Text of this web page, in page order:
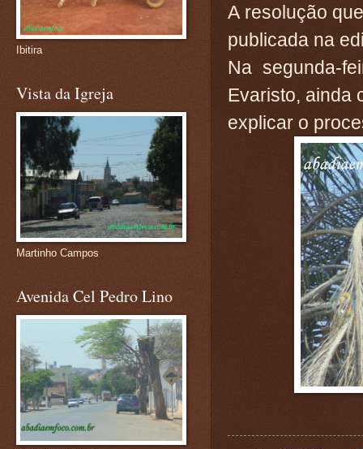
A resolução
publicada na
Na segunda-
Evaristo, ainda
explicar o
Ibitira
Vista da Igreja
Martinho Campos
Avenida Cel Pedro Lino